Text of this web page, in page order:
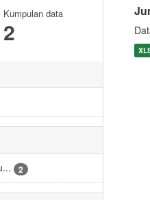
Kumpulan data
2
2